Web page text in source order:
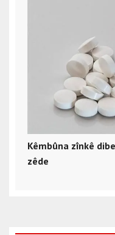
Kêmbûna zînkê
zêde